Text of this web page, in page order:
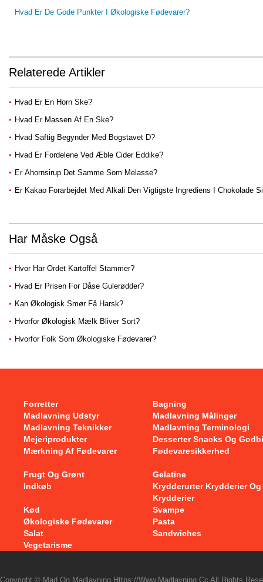
Hvad Er De Gode Punkter I Økologiske Fødevarer?
Relaterede Artikler
Hvad Er En Horn Ske?
Hvad Er Massen Af ​​en Ske?
Hvad Saftig Begynder Med Bogstavet D?
Hvad Er Fordelene Ved Æble Cider Eddike?
Er Ahornsirup Det Samme Som Melasse?
Er Kakao Forarbejdet Med Alkali Den Vigtigste Ingrediens I Chokolade
Har Måske Også
Hvor Har Ordet Kartoffel Stammer?
Hvad Er Prisen For Dåse Gulerødder?
Kan Økologisk Smør Få Harsk?
Hvorfor Økologisk Mælk Bliver Sort?
Hvorfor Folk Som Økologiske Fødevarer?
Forretter
Bagning
Madlavning Udstyr
Madlavning Målinger
Madlavning Teknikker
Madlavning Terminologi
Mejeriprodukter
Desserter Snacks Og
Mærkning Af Fødevarer
Fødevaresikkerhed
Frugt Og Grønt
Gelatine
Indkøb
Krydderurter Krydderier Og
Krydderier
Kød
Svampe
Økologiske Fødevarer
Pasta
Salat
Sandwiches
Vegetarisme
Copyright © Mad Og Madlavning Https://www.madlavning.cc All Rights